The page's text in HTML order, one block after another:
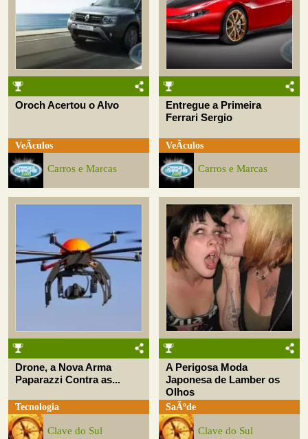
Oroch Acertou o Alvo
VeÃ­culos
Carros e Marcas
Entregue a Primeira
Ferrari Sergio
VeÃ­culos
Carros e Marcas
Drone, a Nova Arma
Paparazzi Contra as...
Tecnologia
Clave do Sul
A Perigosa Moda
Japonesa de Lamber os
Olhos
SaÃºde
Clave do Sul